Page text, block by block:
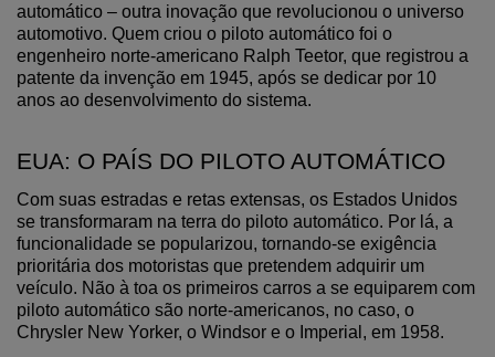
automático – outra inovação que revolucionou o universo
automotivo. Quem criou o piloto automático foi o
engenheiro norte-americano Ralph Teetor, que registrou a
patente da invenção em 1945, após se dedicar por 10
anos ao desenvolvimento do sistema.
EUA: O PAÍS DO PILOTO AUTOMÁTICO
Com suas estradas e retas extensas, os Estados Unidos
se transformaram na terra do piloto automático. Por lá, a
funcionalidade se popularizou, tornando-se exigência
prioritária dos motoristas que pretendem adquirir um
veículo. Não à toa os primeiros carros a se equiparem com
piloto automático são norte-americanos, no caso, o
Chrysler New Yorker, o Windsor e o Imperial, em 1958.